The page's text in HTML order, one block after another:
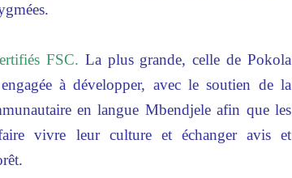
FSC. La plus grande, celle de Pokola
à développer, avec le soutien de la
en langue Mbendjele afin que les
vivre leur culture et échanger avis et